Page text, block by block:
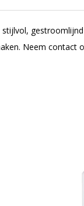
Neem contact